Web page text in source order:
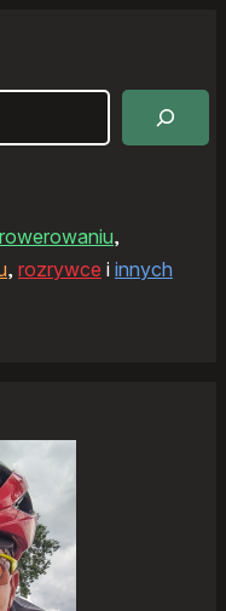
rowerowaniu,
, rozrywce i innych